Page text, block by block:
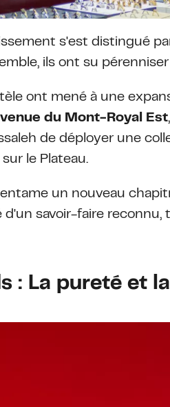
s'est distingué
ils ont su
ont mené à une
du Mont-Royal Est
de déployer une
le Plateau.
entame un nouveau
d'un savoir-faire
: La pureté et